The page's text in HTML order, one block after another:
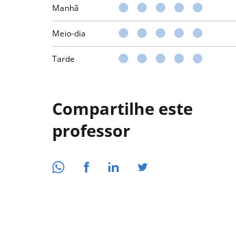
Manhã
Meio-dia
Tarde
Compartilhe este
professor